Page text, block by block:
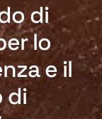
di
lo
e il
di